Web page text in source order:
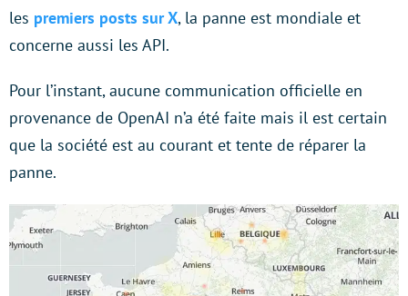
les premiers posts sur X, la panne est mondiale et
concerne aussi les API.
Pour l’instant, aucune communication officielle en
provenance de OpenAI n’a été faite mais il est certain
que la société est au courant et tente de réparer la
panne.